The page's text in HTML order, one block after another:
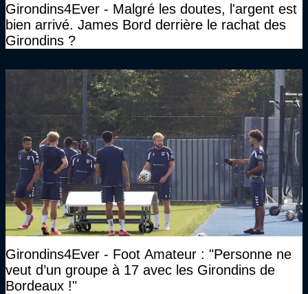
Girondins4Ever - Malgré les doutes, l'argent est
bien arrivé. James Bord derrière le rachat des
Girondins ?
Girondins4Ever - Foot Amateur : "Personne ne
veut d’un groupe à 17 avec les Girondins de
Bordeaux !"